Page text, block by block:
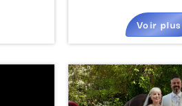
Voir